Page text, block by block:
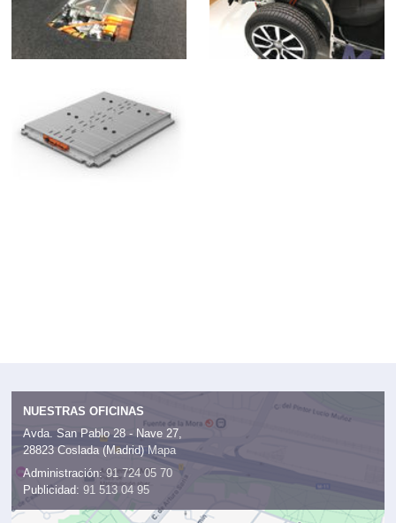
NUESTRAS OFICINAS
Avda. San Pablo 28 - Nave 27,
28823 Coslada (Madrid) Mapa
Administración: 91 724 05 70
Publicidad: 91 513 04 95